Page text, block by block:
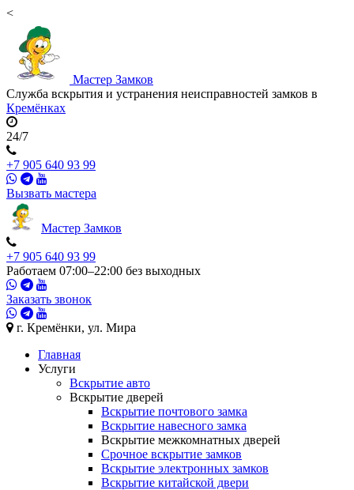
<
Мастер Замков
Служба вскрытия и устранения неисправностей замков в
Кремёнках
24/7
+7 905 640 93 99
Вызвать мастера
Мастер Замков
+7 905 640 93 99
Работаем 07:00–22:00 без выходных
Заказать звонок
г. Кремёнки, ул. Мира
Главная
Услуги
Вскрытие авто
Вскрытие дверей
Вскрытие почтового замка
Вскрытие навесного замка
Вскрытие межкомнатных дверей
Срочное вскрытие замков
Вскрытие электронных замков
Вскрытие китайской двери